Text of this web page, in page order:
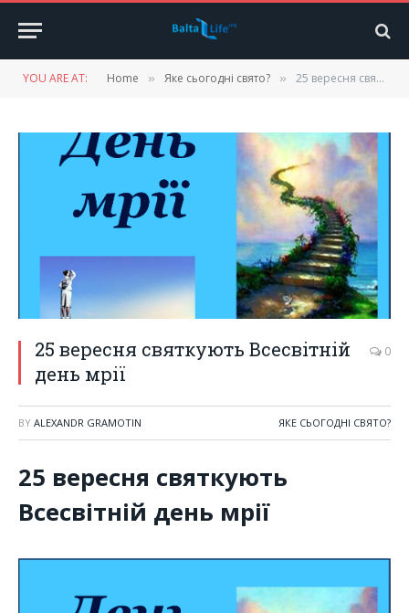
YOU ARE AT: Home » Яке сьогодні свято? » 25 вересня святкують Всесвітній день мрії
25 вересня святкують Всесвітній
день мрії
0
BY ALEXANDR GRAMOTIN ЯКЕ СЬОГОДНІ СВЯТО?
25 вересня святкують
Всесвітній день мрії